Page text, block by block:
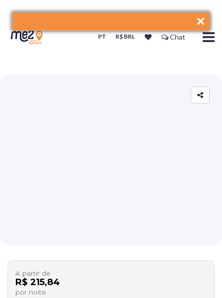
PT R$ BRL Chat
A partir de
R$ 215,84
por noite